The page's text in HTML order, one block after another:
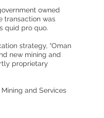
owned
transaction was
quid pro quo.
strategy, “Oman
new mining and
proprietary
and Services